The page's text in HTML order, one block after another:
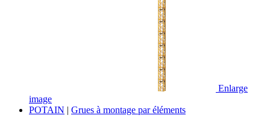
Enlarge
image
POTAIN | Grues à montage par éléments